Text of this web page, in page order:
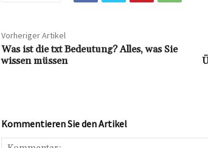
Vorheriger Artikel
Was ist die txt Bedeutung? Alles, was Sie
wissen müssen
Kommentieren Sie den Artikel